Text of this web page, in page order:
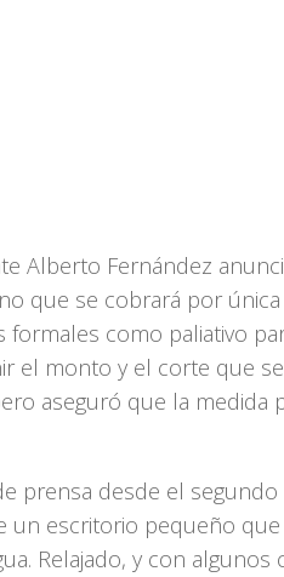
Alberto Fernández
que se cobrará por única
formales como paliativo
el monto y el corte que
aseguró que la medida
prensa desde el segundo
un escritorio pequeño
Relajado, y con algunos